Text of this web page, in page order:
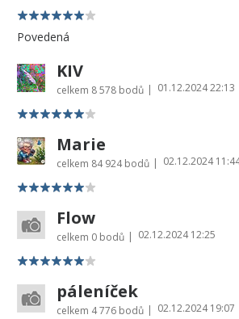
Povedená
KIV
celkem 8 578 bodů 01.12.2024 22:13
Marie
celkem 84 924 bodů 02.12.2024
Flow
celkem 0 bodů 02.12.2024 12:25
páleníček
celkem 4 776 bodů 02.12.2024 19:07